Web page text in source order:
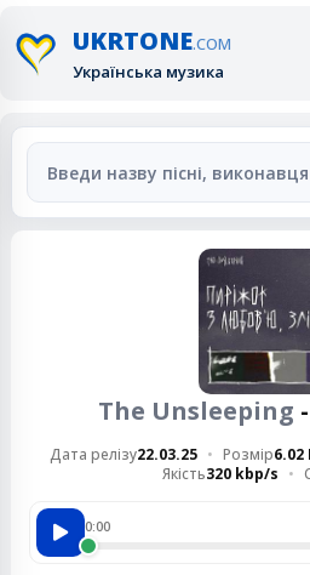
UKRTONE.COM
Українська музика
The Unsleeping
Дата релізу22.03.25 Розмір
Якість320 kbp/s
0:00